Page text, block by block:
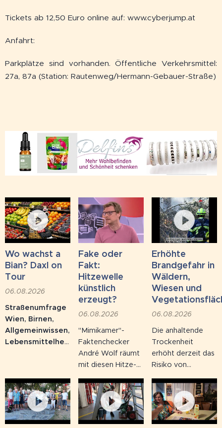
Tickets ab 12,50 Euro online auf: www.cyberjump.at
Anfahrt:
Parkplätze sind vorhanden. Öffentliche Verkehrsmittel:
27a, 87a (Station: Rautenweg/Hermann-Gebauer-Straße)
Wo wachst a
Bian? Daxl on
Tour
06.08.2026
Straßenumfrage
Wien, Birnen,
Allgemeinwissen,
Lebensmittelherkunft:
Passanten gefragt,
wo eine Birne
wächst. Die
Antworten
Fake oder
Fakt:
Hitzewelle
künstlich
erzeugt?
06.08.2026
"Mimikamer"-
Faktenchecker
André Wolf räumt
mit diesen Hitze-
Sommerhitze gab
es schon den
Fünfzigern und
Siebzigern, die
Erhöhte
Brandgefahr in
Wäldern,
Wiesen und
06.08.2026
Die anhaltende
Trockenheit
erhöht derzeit das
Risiko von
Wäldern, auf
Wiesen sowie in
allen trockenen
Vegetationsflächen